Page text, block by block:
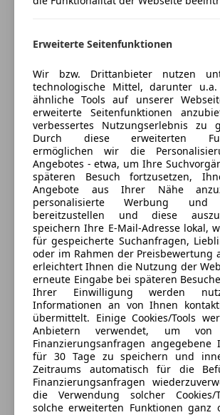
Geschwindigkeits-
Kopfairbag
LED-Scheinwerfer
LED-Tagfahrlicht
Müdigkeitswarnsystem
Nebelscheinwerfer
Notbremsassistent
Notrufsystem
Seitenairbag
Servolenkung
Spurhalteassistent
Tagfahrlicht
Traktionskontrolle
Verkehrszeichenerkennung
Voll-LED Scheinwerfer
Wegfahrsperre
Zentralverriegelung
Zentralverriegelung mit
Extras
Alufelgen (18")
Radioempfang digital (DAB+)
Induktionsladeschale
Cupra Garantie 5 Jahre/max.
Erstzulassung (27.08.2025)
Eingeabefehler vorbehalten!
Verkäufer Händler
Autohaus Reichl GmbH & Co KG
Sternebewertung 5 von 5
5Sterne
(100% Weiterempfehlungen)
Anbieter auf AutoScout24 seit 2016
Seekirchner Straße 3
5162 Obertrum am See, AT
Kontakt
Alle Fahrzeuge des Anbieters
Anbieter kontaktieren
Deine Nachricht
Erweiterte Seitenfunktionen
Wir bzw. Drittanbieter nutzen
technologische Mittel, darunter
ähnliche Tools auf unserer
erweiterte Seitenfunktionen
verbessertes Nutzungserlebnis zu
Durch diese erweiterten
ermöglichen wir die
Angebotes - etwa, um Ihre
späteren Besuch fortzusetzen,
Angebote aus Ihrer Nähe
personalisierte Werbung und
bereitzustellen und diese
speichern Ihre E-Mail-Adresse lokal,
für gespeicherte Suchanfragen,
oder im Rahmen der Preisbewertung
erleichtert Ihnen die Nutzung der
erneute Eingabe bei späteren
Ihrer Einwilligung werden
Informationen an von Ihnen
übermittelt. Einige Cookies/Tools
Anbietern verwendet, um
Finanzierungsanfragen angegebene
für 30 Tage zu speichern und
Zeitraums automatisch für die
Finanzierungsanfragen
die Verwendung solcher Cookies/
solche erweiterten Funktionen ganz